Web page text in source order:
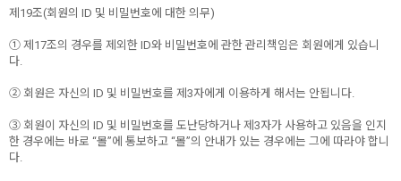
제19조(회원의 ID 및 비밀번호에 대한 의무)
① 제17조의 경우를 제외한 ID와 비밀번호에 관한 관리책임은 회원에게 있습니
다.
② 회원은 자신의 ID 및 비밀번호를 제3자에게 이용하게 해서는 안됩니다.
③ 회원이 자신의 ID 및 비밀번호를 도난당하거나 제3자가 사용하고 있음을 인지
한 경우에는 바로 “몰”에 통보하고 “몰”의 안내가 있는 경우에는 그에 따라야 합니
다.